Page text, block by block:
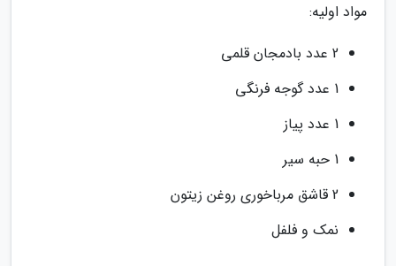
مواد اولیه:
2 عدد بادمجان قلمی
1 عدد گوجه فرنگی
1 عدد پیاز
1 حبه سیر
2 قاشق مرباخوری روغن زیتون
نمک و فلفل